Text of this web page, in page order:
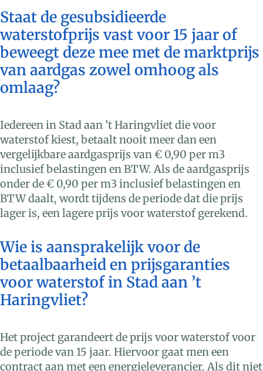
Staat de gesubsidieerde
waterstofprijs vast voor 15 jaar of
beweegt deze mee met de marktprijs
van aardgas zowel omhoog als
omlaag?
Iedereen in Stad aan ’t Haringvliet die voor
waterstof kiest, betaalt nooit meer dan een
vergelijkbare aardgasprijs van € 0,90 per m3
inclusief belastingen en BTW. Als de aardgasprijs
onder de € 0,90 per m3 inclusief belastingen en
BTW daalt, wordt tijdens de periode dat die prijs
lager is, een lagere prijs voor waterstof gerekend.
Wie is aansprakelijk voor de
betaalbaarheid en prijsgaranties
voor waterstof in Stad aan ’t
Haringvliet?
Het project garandeert de prijs voor waterstof voor
de periode van 15 jaar. Hiervoor gaat men een
contract aan met een energieleverancier. Als dit niet